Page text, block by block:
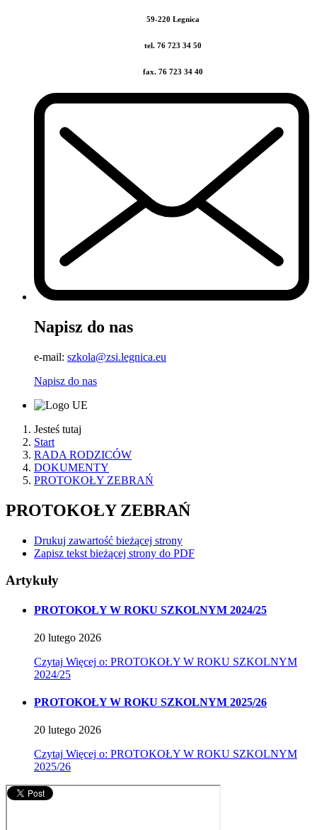
59-220 Legnica
tel. 76 723 34 50
fax. 76 723 34 40
Napisz do nas
e-mail: szkola@zsi.legnica.eu
Napisz do nas
Jesteś tutaj
Start
RADA RODZICÓW
DOKUMENTY
PROTOKOŁY ZEBRAŃ
PROTOKOŁY ZEBRAŃ
Drukuj zawartość bieżącej strony
Zapisz tekst bieżącej strony do PDF
Artykuły
PROTOKOŁY W ROKU SZKOLNYM 2024/25
20 lutego 2026
Czytaj Więcej o: PROTOKOŁY W ROKU SZKOLNYM
2024/25
PROTOKOŁY W ROKU SZKOLNYM 2025/26
20 lutego 2026
Czytaj Więcej o: PROTOKOŁY W ROKU SZKOLNYM
2025/26